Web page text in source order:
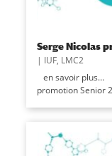
Serge Nicolas
| IUF, LMC2
en
promotion Senior